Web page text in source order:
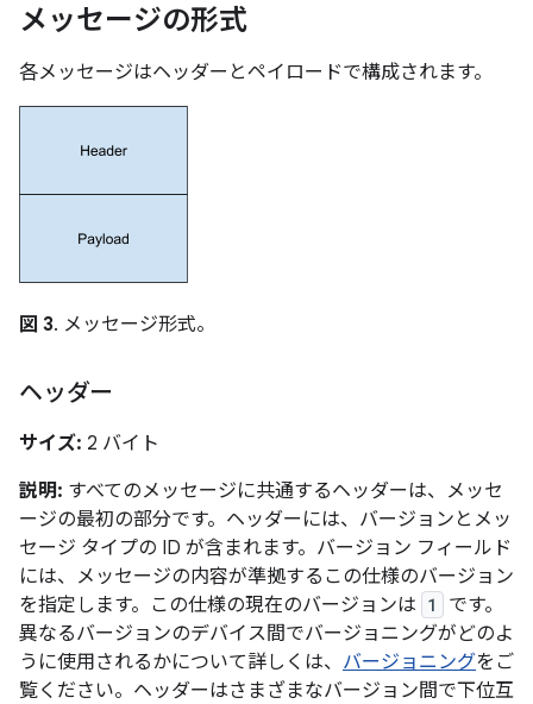
メッセージの形式
各メッセージはヘッダーとペイロードで構成されます。
図 3. メッセージ形式。
ヘッダー
サイズ: 2 バイト
説明: すべてのメッセージに共通するヘッダーは、メッセ
ージの最初の部分です。ヘッダーには、バージョンとメッ
セージ タイプの ID が含まれます。バージョン フィールド
には、メッセージの内容が準拠するこの仕様のバージョン
を指定します。この仕様の現在のバージョンは 1
です。
異なるバージョンのデバイス間でバージョニングがどのよ
うに使用されるかについて詳しくは、 バージョニングをご
覧ください。ヘッダーはさまざまなバージョン間で下位互